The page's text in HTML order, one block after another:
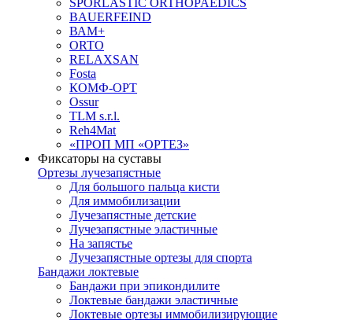
SPORLASTIC ORTHOPAEDICS
BAUERFEIND
ВАМ+
ORTO
RELAXSAN
Fosta
КОМФ-ОРТ
Ossur
TLM s.r.l.
Reh4Mat
«ПРОП МП «ОРТЕЗ»
Фиксаторы на суставы
Ортезы лучезапястные
Для большого пальца кисти
Для иммобилизации
Лучезапястные детские
Лучезапястные эластичные
На запястье
Лучезапястные ортезы для спорта
Бандажи локтевые
Бандажи при эпикондилите
Локтевые бандажи эластичные
Локтевые ортезы иммобилизирующие